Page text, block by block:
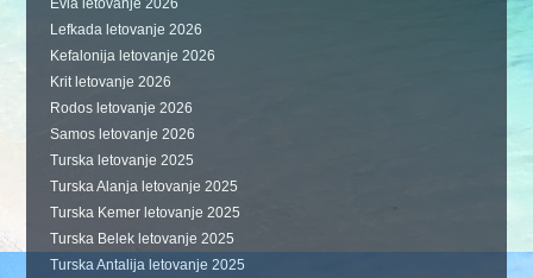
Evia letovanje 2026
Lefkada letovanje 2026
Kefalonija letovanje 2026
Krit letovanje 2026
Rodos letovanje 2026
Samos letovanje 2026
Turska letovanje 2025
Turska Alanja letovanje 2025
Turska Kemer letovanje 2025
Turska Belek letovanje 2025
Turska Antalija letovanje 2025